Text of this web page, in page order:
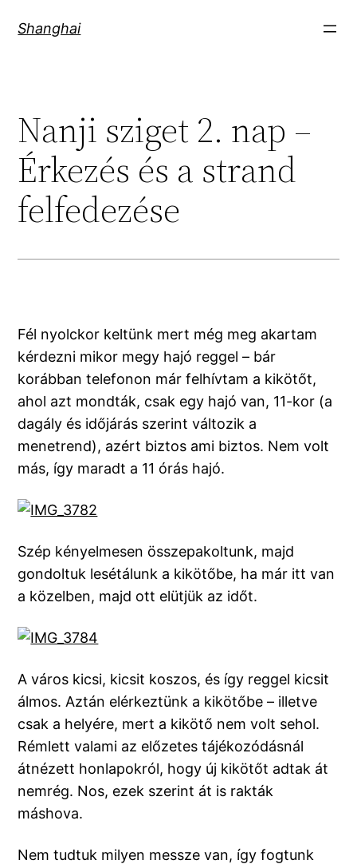
Shanghai
Nanji sziget 2. nap –
Érkezés és a strand
felfedezése
Fél nyolckor keltünk mert még meg akartam
kérdezni mikor megy hajó reggel – bár
korábban telefonon már felhívtam a kikötőt,
ahol azt mondták, csak egy hajó van, 11-kor (a
dagály és időjárás szerint változik a
menetrend), azért biztos ami biztos. Nem volt
más, így maradt a 11 órás hajó.
Szép kényelmesen összepakoltunk, majd
gondoltuk lesétálunk a kikötőbe, ha már itt van
a közelben, majd ott elütjük az időt.
A város kicsi, kicsit koszos, és így reggel kicsit
álmos. Aztán elérkeztünk a kikötőbe – illetve
csak a helyére, mert a kikötő nem volt sehol.
Rémlett valami az előzetes tájékozódásnál
átnézett honlapokról, hogy új kikötőt adtak át
nemrég. Nos, ezek szerint át is rakták
máshova.
Nem tudtuk milyen messze van, így fogtunk